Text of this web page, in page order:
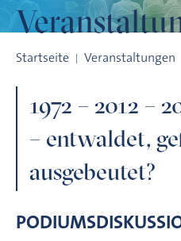
Startseite Veranstaltungen
1972 – 2012 –
– entwaldet,
ausgebeutet?